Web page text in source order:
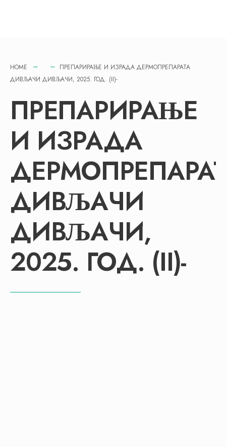
HOME
ПРЕПАРИРАЊЕ И ИЗРАДА ДЕРМОПРЕПАРАТА
ДИВЉАЧИ ДИВЉАЧИ, 2025. ГОД. (II)-
ПРЕПАРИРАЊЕ
И ИЗРАДА
ДИВЉАЧИ
ДИВЉАЧИ,
2025. ГОД. (II)-